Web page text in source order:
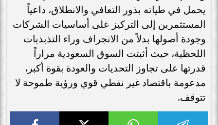
يحمل في طياته بذور التعافي والانطلاق، داعياً
المستثمرين إلى التركيز على أساسيات الشركات
وجودة أصولها بدلاً من الانجراف وراء التذبذبات
اللحظية، حيث أثبتت السوق السعودية مراراً
قدرتها على تجاوز التحديات والعودة بقوة أكبر،
مدعومة باقتصاد غير نفطي قوي ورؤية طموحة لا
تتوقف.